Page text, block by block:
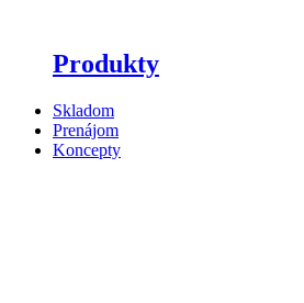
Produkty
Skladom
Prenájom
Koncepty